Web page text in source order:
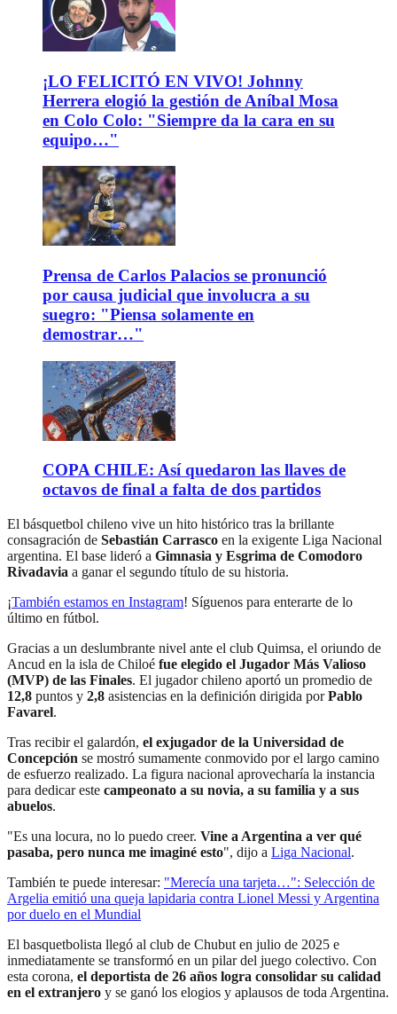
¡LO FELICITÓ EN VIVO! Johnny
Herrera elogió la gestión de Aníbal Mosa
en Colo Colo: "Siempre da la cara en su
equipo…"
Prensa de Carlos Palacios se pronunció
por causa judicial que involucra a su
suegro: "Piensa solamente en
demostrar…"
COPA CHILE: Así quedaron las llaves de
octavos de final a falta de dos partidos
El básquetbol chileno vive un hito histórico tras la brillante
consagración de Sebastián Carrasco en la exigente Liga Nacional
argentina. El base lideró a Gimnasia y Esgrima de Comodoro
Rivadavia a ganar el segundo título de su historia.
¡También estamos en Instagram! Síguenos para enterarte de lo
último en fútbol.
Gracias a un deslumbrante nivel ante el club Quimsa, el oriundo de
Ancud en la isla de Chiloé fue elegido el Jugador Más Valioso
(MVP) de las Finales. El jugador chileno aportó un promedio de
12,8 puntos y 2,8 asistencias en la definición dirigida porPablo
Favarel.
Tras recibir el galardón, el exjugador de la Universidad de
Concepción se mostró sumamente conmovido por el largo camino
de esfuerzo realizado. La figura nacional aprovecharía la instancia
para dedicar este campeonato a su novia, a su familia y a sus
abuelos.
"Es una locura, no lo puedo creer. Vine a Argentina a ver qué
pasaba, pero nunca me imaginé esto", dijo a Liga Nacional.
También te puede interesar: "Merecía una tarjeta…": Selección de
Argelia emitió una queja lapidaria contra Lionel Messi y Argentina
por duelo en el Mundial
El basquetbolista llegó al club de Chubut en julio de 2025 e
inmediatamente se transformó en un pilar del juego colectivo. Con
esta corona, el deportista de 26 años logra consolidar su calidad
en el extranjero y se ganó los elogios y aplausos de toda Argentina.